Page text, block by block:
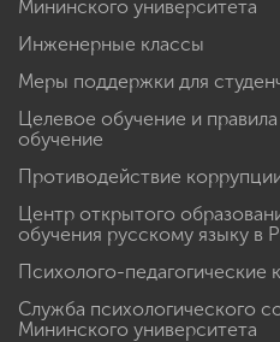
Мининского университета
Инженерные классы
Меры поддержки для
Целевое обучение и
обучение
Противодействие
Центр открытого
обучения русскому языку в
Психолого-педагогические
Служба психологического
Мининского университета